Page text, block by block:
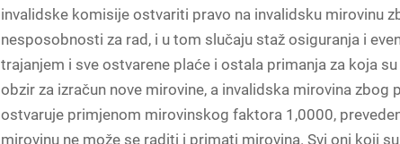
invalidske komisije ostvariti pravo na invalidsku mirovinu
nesposobnosti za rad, i u tom slučaju staž osiguranja i
trajanjem i sve ostvarene plaće i ostala primanja za koja
obzir za izračun nove mirovine, a invalidska mirovina zbog
ostvaruje primjenom mirovinskog faktora 1,0000,
mirovinu ne može se raditi i primati mirovina. Svi oni koji